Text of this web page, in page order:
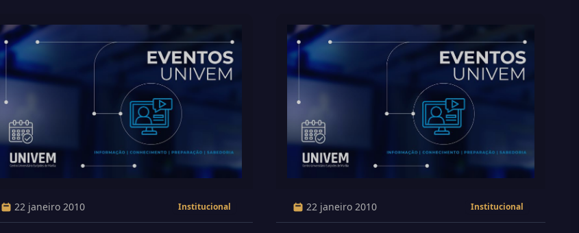
22 janeiro 2010 Institucional 22 janeiro 2010 Institucional